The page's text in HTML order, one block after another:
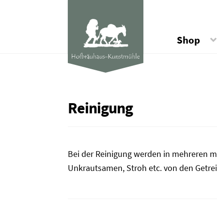
Shop
Reinigung
Bei der Reinigung werden in mehreren
Unkrautsamen, Stroh etc. von den